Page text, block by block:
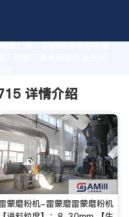
造厂家，我们致力于为您量
获取厂家直销报价及技术
详情介绍
蒙磨粉机-雷蒙磨雷蒙磨粉机